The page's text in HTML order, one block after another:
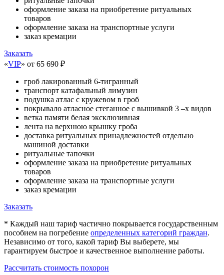
оформление заказа на приобретение ритуальных
товаров
оформление заказа на транспортные услуги
заказ кремации
Заказать
«VIP» от 65 690 ₽
гроб лакированный 6-тигранный
транспорт катафальный лимузин
подушка атлас с кружевом в гроб
покрывало атласное стеганное с вышивкой 3 –х видов
ветка памяти белая эксклюзивная
лента на верхнюю крышку гроба
доставка ритуальных принадлежностей отдельно
машиной доставки
ритуальные тапочки
оформление заказа на приобретение ритуальных
товаров
оформление заказа на транспортные услуги
заказ кремации
Заказать
* Каждый наш тариф частично покрывается государственным
пособием на погребение определенных категорий граждан.
Независимо от того, какой тариф Вы выберете, мы
гарантируем быстрое и качественное выполнение работы.
Рассчитать стоимость похорон